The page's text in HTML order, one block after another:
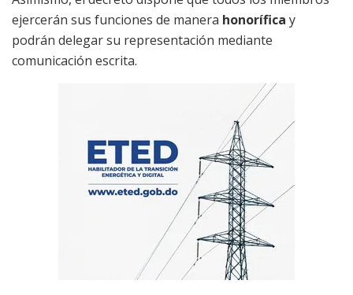
ejercerán sus funciones de manera honorífica y
podrán delegar su representación mediante
comunicación escrita.